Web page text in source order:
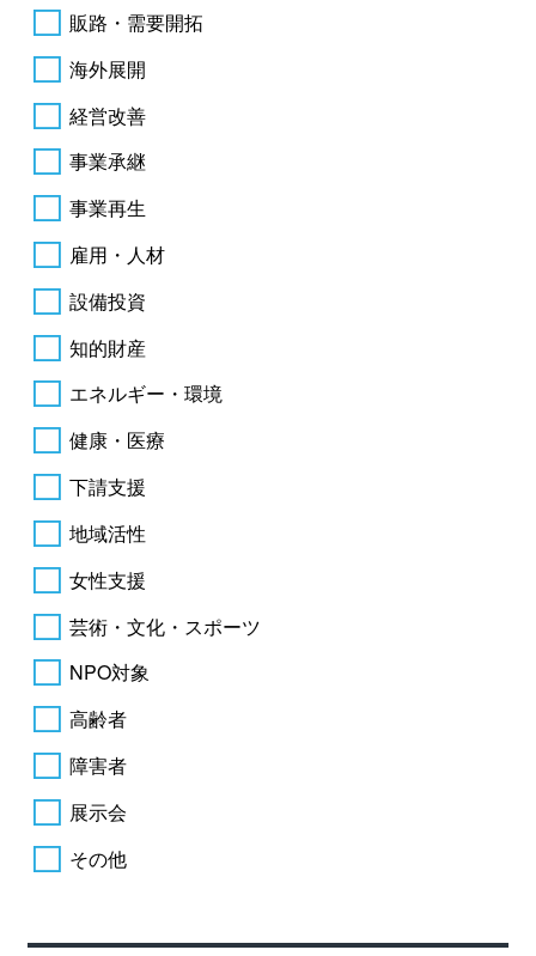
販路・需要開拓
海外展開
経営改善
事業承継
事業再生
雇用・人材
設備投資
知的財産
エネルギー・環境
健康・医療
下請支援
地域活性
女性支援
芸術・文化・スポーツ
NPO対象
高齢者
障害者
展示会
その他